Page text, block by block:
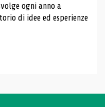
ogni anno a
di idee ed esperienze